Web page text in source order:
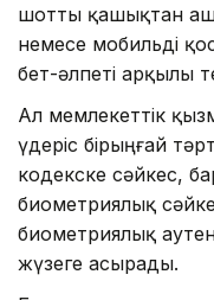
шотты қашықтан
немесе мобильді
бет-әлпеті арқылы
Ал мемлекеттік
үдеріс бірыңғай
кодекске сәйкес,
биометриялық
биометриялық
жүзеге асырады.